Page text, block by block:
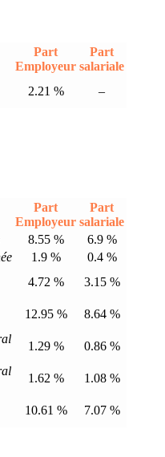
Part
Employeur
Part
salariale
2.21 % –
Part
Employeur
Part
salariale
8.55 %
6.9 %
1.9 %
0.4 %
4.72 %
3.15 %
12.95 %
8.64 %
1.29 %
0.86 %
1.62 %
1.08 %
10.61 % 7.07 %